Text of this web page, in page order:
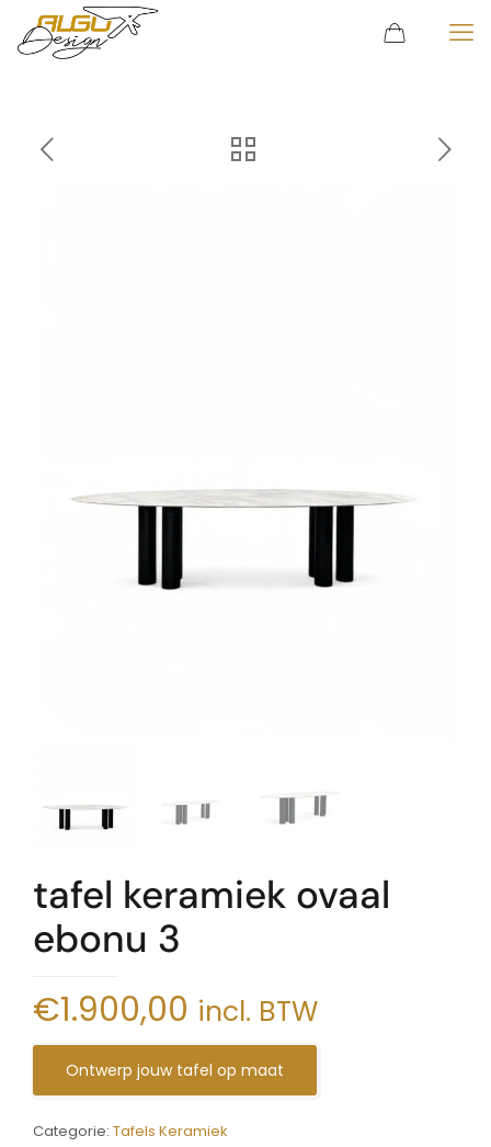
tafel keramiek ovaal
ebonu 3
€1.900,00 incl. BTW
Ontwerp jouw tafel op maat
Categorie: Tafels Keramiek